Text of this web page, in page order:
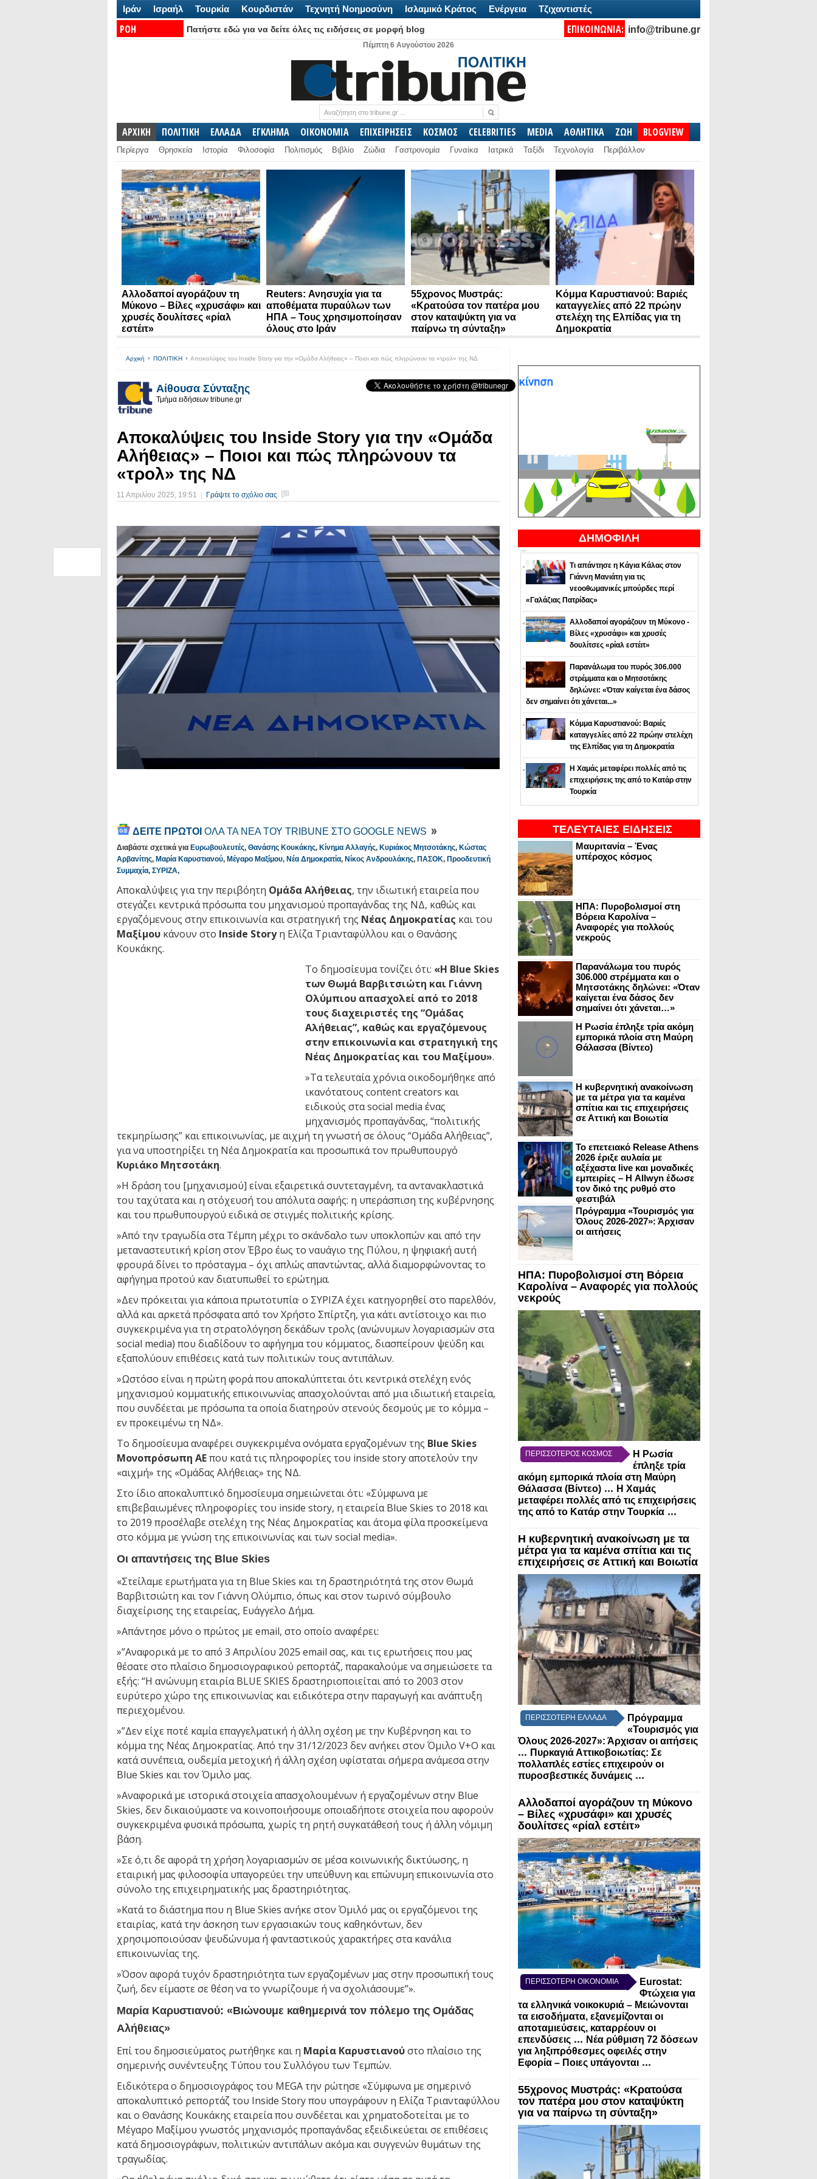
Ιράν Ισραήλ Τουρκία Κουρδιστάν Τεχνητή Νοημοσύνη Ισλαμικό Κράτος Ενέργεια Τζιχαντιστές
ΡΟΗ
Πατήστε εδώ για να δείτε όλες τις ειδήσεις σε μορφή blog ΕΠΙΚΟΙΝΩΝΙΑ: info@tribune.gr
Πέμπτη 6 Αυγούστου 2026
ΑΡΧΙΚΗ ΠΟΛΙΤΙΚΗ ΕΛΛΑΔΑ ΕΓΚΛΗΜΑ ΟΙΚΟΝΟΜΙΑ ΕΠΙΧΕΙΡΗΣΕΙΣ ΚΟΣΜΟΣ CELEBRITIES MEDIA ΑΘΛΗΤΙΚΑ ΖΩΗ BLOGVIEW
Περίεργα Θρησκεία Ιστορία Φιλοσοφία Πολιτισμός Βιβλίο Ζώδια Γαστρονομία Γυναίκα Ιατρικά Ταξίδι Τεχνολογία Περιβάλλον
Αλλοδαποί αγοράζουν τη
Μύκονο – Βίλες «χρυσάφι» και
χρυσές δουλίτσες «ρίαλ
εστέιτ»
Reuters: Ανησυχία για τα
αποθέματα πυραύλων των
ΗΠΑ – Τους χρησιμοποίησαν
όλους στο Ιράν
55χρονος Μυστράς:
«Κρατούσα τον πατέρα μου
στον καταψύκτη για να
παίρνω τη σύνταξη»
Κόμμα Καρυστιανού: Βαριές
καταγγελίες από 22 πρώην
στελέχη της Ελπίδας για τη
Δημοκρατία
ΔΗΜΟΦΙΛΗ
Τι απάντησε η Κάγια Κάλας στον
Γιάννη Μανιάτη για τις
νεοοθωμανικές μπούρδες περί
«Γαλάζιας Πατρίδας»
Αλλοδαποί αγοράζουν τη Μύκονο -
Βίλες «χρυσάφι» και χρυσές
δουλίτσες «ρίαλ εστέιτ»
Παρανάλωμα του πυρός 306.000
στρέμματα και ο Μητσοτάκης
δηλώνει: «Όταν καίγεται ένα δάσος
δεν σημαίνει ότι χάνεται...»
Κόμμα Καρυστιανού: Βαριές
καταγγελίες από 22 πρώην στελέχη
της Ελπίδας για τη Δημοκρατία
Η Χαμάς μεταφέρει πολλές από τις
επιχειρήσεις της από το Κατάρ στην
Τουρκία
ΤΕΛΕΥΤΑΙΕΣ ΕΙΔΗΣΕΙΣ
Μαυριτανία – Ένας
υπέροχος κόσμος
ΗΠΑ: Πυροβολισμοί στη
Βόρεια Καρολίνα –
Αναφορές για πολλούς
νεκρούς
Παρανάλωμα του πυρός
306.000 στρέμματα και ο
Μητσοτάκης δηλώνει: «Όταν
καίγεται ένα δάσος δεν
σημαίνει ότι χάνεται…»
Η Ρωσία έπληξε τρία ακόμη
εμπορικά πλοία στη Μαύρη
Θάλασσα (Βίντεο)
Η κυβερνητική ανακοίνωση
με τα μέτρα για τα καμένα
σπίτια και τις επιχειρήσεις
σε Αττική και Βοιωτία
Το επετειακό Release Athens
2026 έριξε αυλαία με
αξέχαστα live και μοναδικές
εμπειρίες – Η Allwyn έδωσε
τον δικό της ρυθμό στο
φεστιβάλ
Πρόγραμμα «Τουρισμός για
Όλους 2026-2027»: Άρχισαν
οι αιτήσεις
ΗΠΑ: Πυροβολισμοί στη Βόρεια
Καρολίνα – Αναφορές για πολλούς
νεκρούς
ΠΕΡΙΣΣΟΤΕΡΟΣ ΚΟΣΜΟΣ
Η Ρωσία
έπληξε τρία
ακόμη εμπορικά πλοία στη Μαύρη
Θάλασσα (Βίντεο) ... Η Χαμάς
μεταφέρει πολλές από τις επιχειρήσεις
της από το Κατάρ στην Τουρκία ...
Η κυβερνητική ανακοίνωση με τα
μέτρα για τα καμένα σπίτια και τις
επιχειρήσεις σε Αττική και Βοιωτία
ΠΕΡΙΣΣΟΤΕΡΗ ΕΛΛΑΔΑ
Πρόγραμμα
«Τουρισμός για
Όλους 2026-2027»: Άρχισαν οι αιτήσεις
... Πυρκαγιά Αττικοβοιωτίας: Σε
πολλαπλές εστίες επιχειρούν οι
πυροσβεστικές δυνάμεις ...
Αλλοδαποί αγοράζουν τη Μύκονο
– Βίλες «χρυσάφι» και χρυσές
δουλίτσες «ρίαλ εστέιτ»
ΠΕΡΙΣΣΟΤΕΡΗ ΟΙΚΟΝΟΜΙΑ
Eurostat:
Φτώχεια για
τα ελληνικά νοικοκυριά – Μειώνονται
τα εισοδήματα, εξανεμίζονται οι
αποταμιεύσεις, καταρρέουν οι
επενδύσεις ... Νέα ρύθμιση 72 δόσεων
για ληξιπρόθεσμες οφειλές στην
Εφορία – Ποιες υπάγονται ...
55χρονος Μυστράς: «Κρατούσα
τον πατέρα μου στον καταψύκτη
για να παίρνω τη σύνταξη»
Αρχική ΠΟΛΙΤΙΚΗ Αποκαλύψεις του Inside Story για την «Ομάδα Αλήθειας» – Ποιοι και πώς πληρώνουν τα «τρολ» της ΝΔ
Αίθουσα Σύνταξης
Τμήμα ειδήσεων tribune.gr
Αποκαλύψεις του Inside Story για την «Ομάδα
Αλήθειας» – Ποιοι και πώς πληρώνουν τα
«τρολ» της ΝΔ
11 Απριλίου 2025, 19:51 Γράψτε το σχόλιο σας
ΔΕΙΤΕ ΠΡΩΤΟΙ ΟΛΑ ΤΑ ΝΕΑ ΤΟΥ TRIBUNE ΣΤΟ GOOGLE NEWS
Διαβάστε σχετικά για Ευρωβουλευτές, Θανάσης Κουκάκης, Κίνημα Αλλαγής, Κυριάκος Μητσοτάκης, Κώστας
Αρβανίτης, Μαρία Καρυστιανού, Μέγαρο Μαξίμου, Νέα Δημοκρατία, Νίκος Ανδρουλάκης, ΠΑΣΟΚ, Προοδευτική
Συμμαχία, ΣΥΡΙΖΑ,
Αποκαλύψεις για την περιβόητη Ομάδα Αλήθειας, την ιδιωτική εταιρεία που
στεγάζει κεντρικά πρόσωπα του μηχανισμού προπαγάνδας της ΝΔ, καθώς και
εργαζόμενους στην επικοινωνία και στρατηγική της Νέας Δημοκρατίας και του
Μαξίμου κάνουν στο Inside Storyη Ελίζα Τριανταφύλλου και ο Θανάσης
Κουκάκης.
Το δημοσίευμα τονίζει ότι: «Η Blue Skies
των Θωμά Βαρβιτσιώτη και Γιάννη
Ολύμπιου απασχολεί από το 2018
τους διαχειριστές της “Ομάδας
Αλήθειας”, καθώς και εργαζόμενους
στην επικοινωνία και στρατηγική της
Νέας Δημοκρατίας και του Μαξίμου».
»Τα τελευταία χρόνια οικοδομήθηκε από
ικανότατους content creators και
ειδικούς στα social media ένας
μηχανισμός προπαγάνδας, “πολιτικής
τεκμηρίωσης” και επικοινωνίας, με αιχμή τη γνωστή σε όλους “Ομάδα Αλήθειας”,
για να υποστηρίξει τη Νέα Δημοκρατία και προσωπικά τον πρωθυπουργό
Κυριάκο Μητσοτάκη.
»Η δράση του [μηχανισμού] είναι εξαιρετικά συντεταγμένη, τα αντανακλαστικά
του ταχύτατα και η στόχευσή του απόλυτα σαφής: η υπεράσπιση της κυβέρνησης
και του πρωθυπουργού ειδικά σε στιγμές πολιτικής κρίσης.
»Από την τραγωδία στα Τέμπη μέχρι το σκάνδαλο των υποκλοπών και από την
μεταναστευτική κρίση στον Έβρο έως το ναυάγιο της Πύλου, η ψηφιακή αυτή
φρουρά δίνει το πρόσταγμα – όχι απλώς απαντώντας, αλλά διαμορφώνοντας το
αφήγημα προτού καν διατυπωθεί το ερώτημα.
»Δεν πρόκειται για κάποια πρωτοτυπία· ο ΣΥΡΙΖΑ έχει κατηγορηθεί στο παρελθόν,
αλλά και αρκετά πρόσφατα από τον Χρήστο Σπίρτζη, για κάτι αντίστοιχο και πιο
συγκεκριμένα για τη στρατολόγηση δεκάδων τρολς (ανώνυμων λογαριασμών στα
social media) που διαδίδουν το αφήγημα του κόμματος, διασπείρουν ψεύδη και
εξαπολύουν επιθέσεις κατά των πολιτικών τους αντιπάλων.
»Ωστόσο είναι η πρώτη φορά που αποκαλύπτεται ότι κεντρικά στελέχη ενός
μηχανισμού κομματικής επικοινωνίας απασχολούνται από μια ιδιωτική εταιρεία,
που συνδέεται με πρόσωπα τα οποία διατηρούν στενούς δεσμούς με το κόμμα –
εν προκειμένω τη ΝΔ».
Το δημοσίευμα αναφέρει συγκεκριμένα ονόματα εργαζομένων της Blue Skies
Μονοπρόσωπη ΑΕπου κατά τις πληροφορίες του inside story αποτελούν την
«αιχμή» της «Ομάδας Αλήθειας» της ΝΔ.
Στο ίδιο αποκαλυπτικό δημοσίευμα σημειώνεται ότι: «Σύμφωνα με
επιβεβαιωμένες πληροφορίες του inside story, η εταιρεία Blue Skies το 2018 και
το 2019 προσέλαβε στελέχη της Νέας Δημοκρατίας και άτομα φίλα προσκείμενα
στο κόμμα με γνώση της επικοινωνίας και των social media».
Οι απαντήσεις της Blue Skies
«Στείλαμε ερωτήματα για τη Blue Skies και τη δραστηριότητά της στον Θωμά
Βαρβιτσιώτη και τον Γιάννη Ολύμπιο, όπως και στον τωρινό σύμβουλο
διαχείρισης της εταιρείας, Ευάγγελο Δήμα.
»Απάντησε μόνο ο πρώτος με email, στο οποίο αναφέρει:
»”Αναφορικά με το από 3 Απριλίου 2025 email σας, και τις ερωτήσεις που μας
θέσατε στο πλαίσιο δημοσιογραφικού ρεπορτάζ, παρακαλούμε να σημειώσετε τα
εξής: “H ανώνυμη εταιρία BLUE SKIES δραστηριοποιείται από το 2003 στον
ευρύτερο χώρο της επικοινωνίας και ειδικότερα στην παραγωγή και ανάπτυξη
περιεχομένου.
»”Δεν είχε ποτέ καμία επαγγελματική ή άλλη σχέση με την Κυβέρνηση και το
κόμμα της Νέας Δημοκρατίας. Από την 31/12/2023 δεν ανήκει στον Όμιλο V+O και
κατά συνέπεια, ουδεμία μετοχική ή άλλη σχέση υφίσταται σήμερα ανάμεσα στην
Blue Skies και τον Όμιλο μας.
»Αναφορικά με ιστορικά στοιχεία απασχολουμένων ή εργαζομένων στην Blue
Skies, δεν δικαιούμαστε να κοινοποιήσουμε οποιαδήποτε στοιχεία που αφορούν
συγκεκριμένα φυσικά πρόσωπα, χωρίς τη ρητή συγκατάθεσή τους ή άλλη νόμιμη
βάση.
»Σε ό,τι δε αφορά τη χρήση λογαριασμών σε μέσα κοινωνικής δικτύωσης, η
εταιρική μας φιλοσοφία υπαγορεύει την υπεύθυνη και επώνυμη επικοινωνία στο
σύνολο της επιχειρηματικής μας δραστηριότητας.
»Κατά το διάστημα που η Blue Skies ανήκε στον Όμιλό μας οι εργαζόμενοι της
εταιρίας, κατά την άσκηση των εργασιακών τους καθηκόντων, δεν
χρησιμοποιούσαν ψευδώνυμα ή φανταστικούς χαρακτήρες στα κανάλια
επικοινωνίας της.
»Όσον αφορά τυχόν δραστηριότητα των εργαζομένων μας στην προσωπική τους
ζωή, δεν είμαστε σε θέση να το γνωρίζουμε ή να σχολιάσουμε”».
Μαρία Καρυστιανού: «Βιώνουμε καθημερινά τον πόλεμο της Ομάδας
Αλήθειας»
Επί του δημοσιεύματος ρωτήθηκε και η Μαρία Καρυστιανούστο πλαίσιο της
σημερινής συνέντευξης Τύπου του Συλλόγου των Τεμπών.
Ειδικότερα ο δημοσιογράφος του MEGA την ρώτησε «Σύμφωνα με σημερινό
αποκαλυπτικό ρεπορτάζ του Inside Story που υπογράφουν η Ελίζα Τριανταφύλλου
και ο Θανάσης Κουκάκης εταιρεία που συνδέεται και χρηματοδοτείται με το
Μέγαρο Μαξίμου γνωστός μηχανισμός προπαγάνδας εξειδικεύεται σε επιθέσεις
κατά δημοσιογράφων, πολιτικών αντιπάλων ακόμα και συγγενών θυμάτων της
τραγωδίας.